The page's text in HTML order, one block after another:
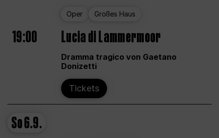
Oper Großes Haus
19:00 Lucia di Lammermoor
Dramma tragico von Gaetano
Donizetti
Tickets
So6.9.